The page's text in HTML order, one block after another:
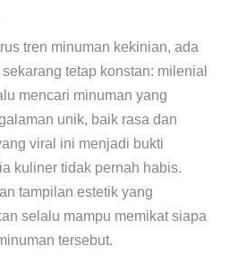
tren minuman kekinian, ada
tetap konstan: milenial
mencari minuman yang
unik, baik rasa dan
viral ini menjadi bukti
kuliner tidak pernah habis.
tampilan estetik yang
selalu mampu memikat siapa
tersebut.